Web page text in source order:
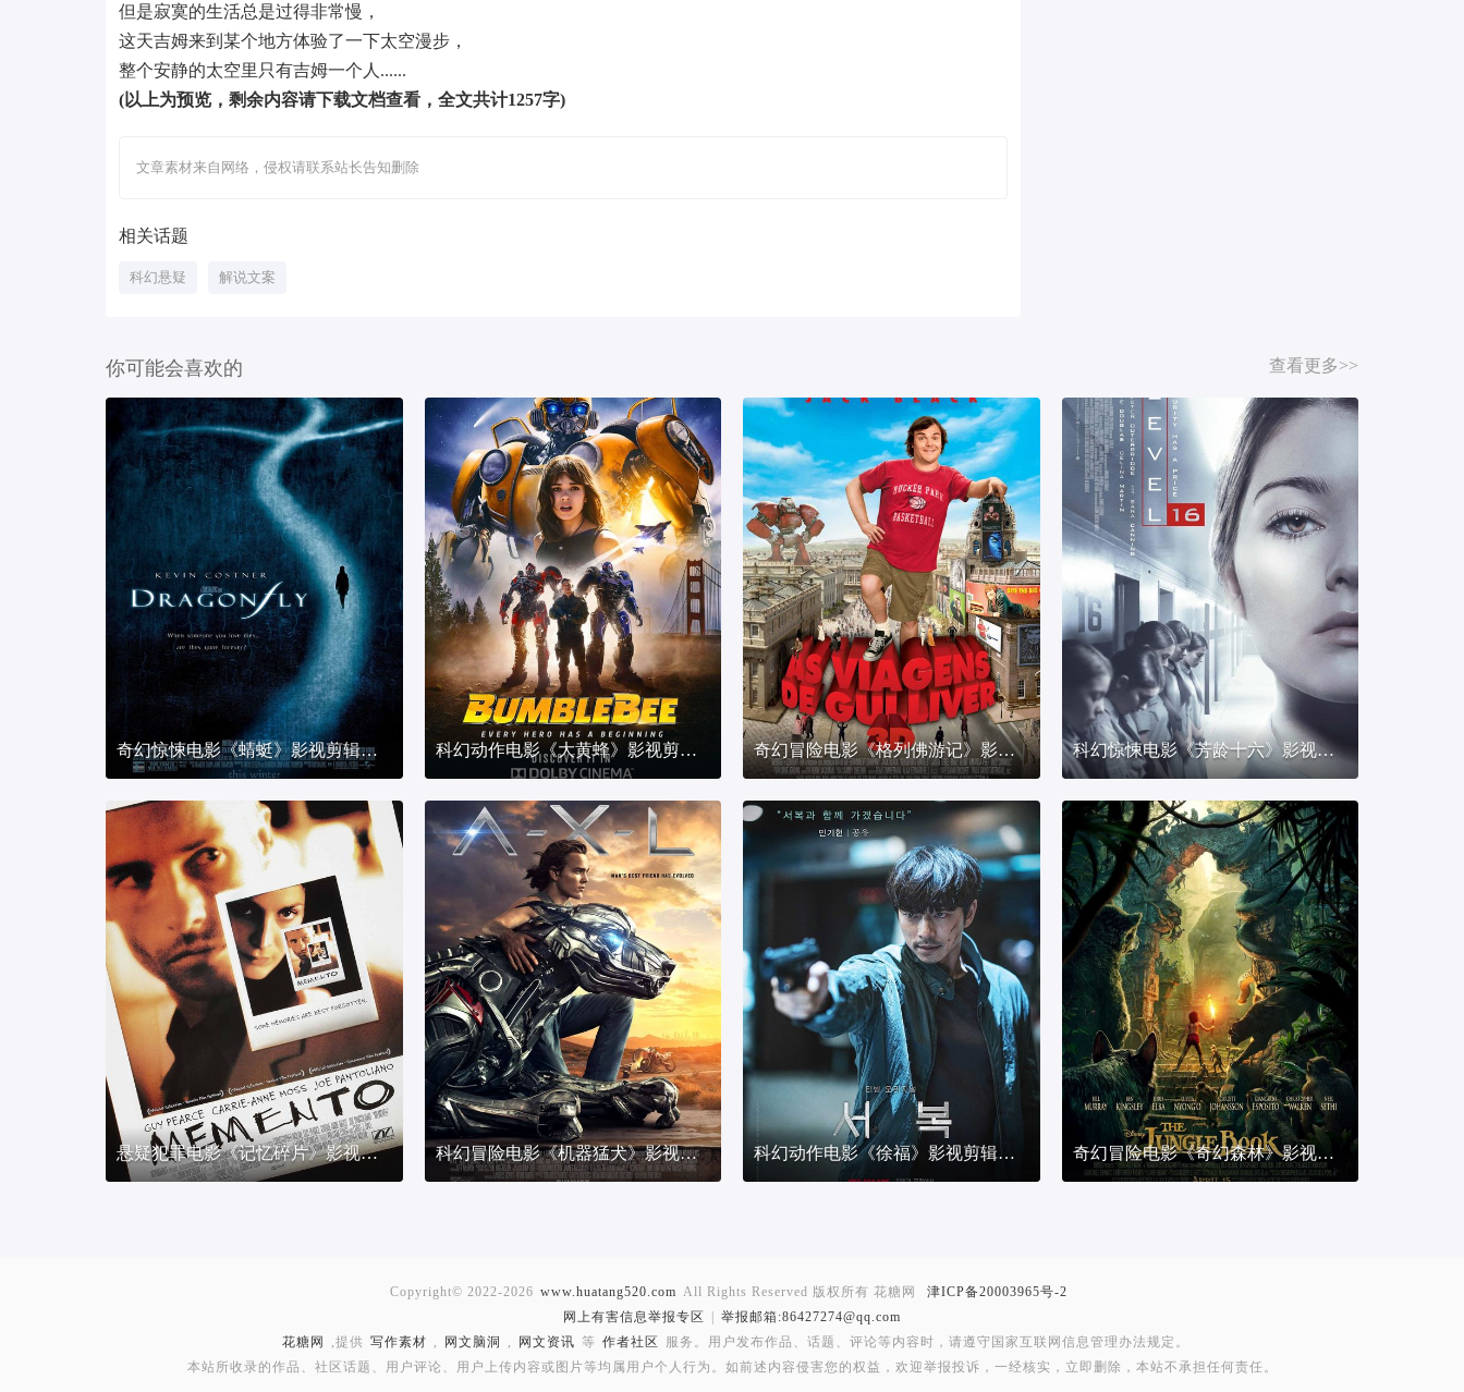
但是寂寞的生活总是过得非常慢，
这天吉姆来到某个地方体验了一下太空漫步，
整个安静的太空里只有吉姆一个人......
(以上为预览，剩余内容请下载文档查看，全文共计1257字)
文章素材来自网络，侵权请联系站长告知删除
相关话题
科幻悬疑 解说文案
你可能会喜欢的 查看更多>>
奇幻惊悚电影《蜻蜓》影视剪辑解说文案 科幻动作电影《大黄蜂》影视剪辑解说文案 奇幻冒险电影《格列佛游记》影视剪辑解说文案 科幻惊悚电影《芳龄十六》影视剪辑解说文案
悬疑犯罪电影《记忆碎片》影视剪辑解说文案 科幻冒险电影《机器猛犬》影视剪辑解说文案 科幻动作电影《徐福》影视剪辑解说文案 奇幻冒险电影《奇幻森林》影视剪辑解说文案
Copyright© 2022-2026 www.huatang520.com All Rights Reserved 版权所有 花糖网
津ICP备20003965号-2
网上有害信息举报专区 | 举报邮箱:86427274@qq.com
花糖网
,提供 写作素材 网文脑洞 网文资讯 等 作者社区 服务。用户发布作品、话题、评论等内容时，请遵守国家互联网信息管理办法规定。
本站所收录的作品、社区话题、用户评论、用户上传内容或图片等均属用户个人行为。如前述内容侵害您的权益，欢迎举报投诉，一经核实，立即删除，本站不承担任何责任。